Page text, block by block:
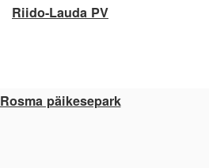
Riido-Lauda PV
Rosma päikesepark